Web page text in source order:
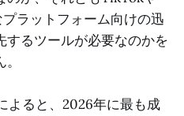
ラットフォーム向けの迅
するツールが必要なのかを
よると、2026年に最も成